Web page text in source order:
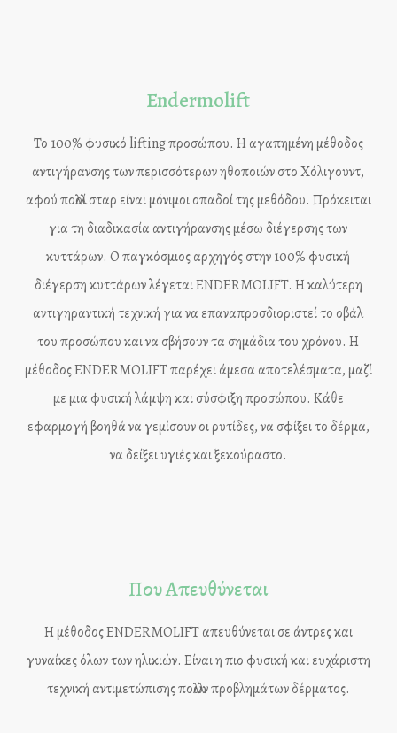
Endermolift
Το 100% φυσικό lifting προσώπου. Η αγαπημένη μέθοδος
αντιγήρανσης των περισσότερων ηθοποιών στο Χόλιγουντ,
αφού πολλοί σταρ είναι μόνιμοι οπαδοί της μεθόδου. Πρόκειται
για τη διαδικασία αντιγήρανσης μέσω διέγερσης των
κυττάρων. O παγκόσμιος αρχηγός στην 100% φυσική
διέγερση κυττάρων λέγεται ENDERMOLIFT. Η καλύτερη
αντιγηραντική τεχνική για να επαναπροσδιοριστεί το οβάλ
του προσώπου και να σβήσουν τα σημάδια του χρόνου. Η
μέθοδος ENDERMOLIFT παρέχει άμεσα αποτελέσματα, μαζί
με μια φυσική λάμψη και σύσφιξη προσώπου. Κάθε
εφαρμογή βοηθά να γεμίσουν οι ρυτίδες, να σφίξει το δέρμα,
να δείξει υγιές και ξεκούραστο.
Που Απευθύνεται
Η μέθοδος ENDERMOLIFT απευθύνεται σε άντρες και
γυναίκες όλων των ηλικιών. Είναι η πιο φυσική και ευχάριστη
τεχνική αντιμετώπισης πολλών προβλημάτων δέρματος.